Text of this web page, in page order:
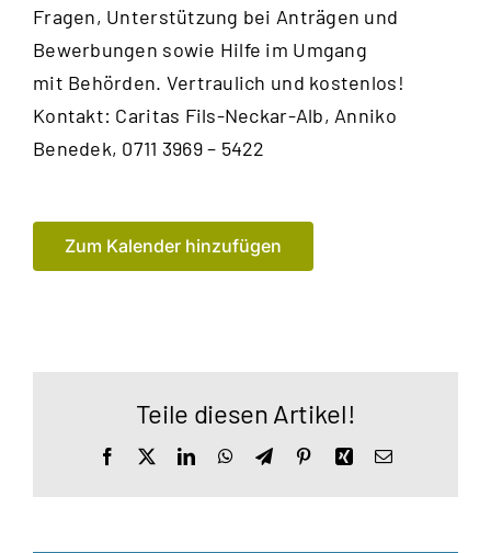
Fragen, Unterstützung bei Anträgen und
Bewerbungen sowie Hilfe im Umgang
mit Behörden. Vertraulich und kostenlos!
Kontakt: Caritas Fils-Neckar-Alb, Anniko
Benedek, 0711 3969 – 5422
Zum Kalender hinzufügen
Teile diesen Artikel!
Facebook LinkedInWhatsApp
TelegramPinterestXingE-